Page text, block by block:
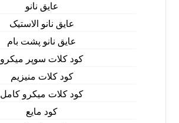
عایق نانو
عایق نانو الاستیک
عایق نانو پشت بام
کود کلات سوپر میکرو
کود کلات منیزیم
کود کلات میکرو کامل
کود مایع